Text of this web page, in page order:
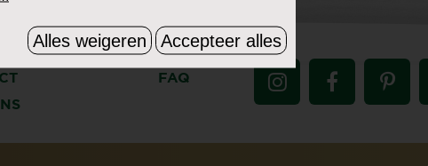
ZOEK
FAQ
Alles weigeren Accepteer alles